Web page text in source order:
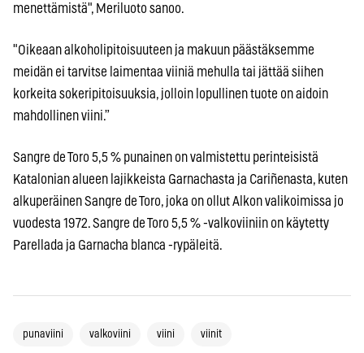
menettämistä", Meriluoto sanoo.
"Oikeaan alkoholipitoisuuteen ja makuun päästäksemme
meidän ei tarvitse laimentaa viiniä mehulla tai jättää siihen
korkeita sokeripitoisuuksia, jolloin lopullinen tuote on aidoin
mahdollinen viini.”
Sangre de Toro 5,5 % punainen on valmistettu perinteisistä
Katalonian alueen lajikkeista Garnachasta ja Cariñenasta, kuten
alkuperäinen Sangre de Toro, joka on ollut Alkon valikoimissa jo
vuodesta 1972. Sangre de Toro 5,5 % -valkoviiniin on käytetty
Parellada ja Garnacha blanca -rypäleitä.
punaviini valkoviini viini viinit